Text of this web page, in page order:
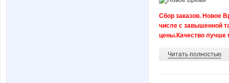
Сбор заказов. Новое
числе с завышенной
цены.Качество лучше
Читать полностью